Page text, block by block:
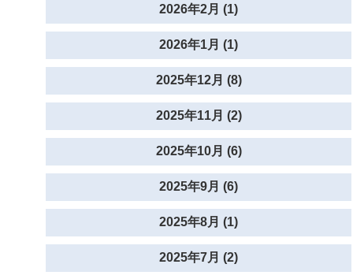
2026年2月 (1)
2026年1月 (1)
2025年12月 (8)
2025年11月 (2)
2025年10月 (6)
2025年9月 (6)
2025年8月 (1)
2025年7月 (2)